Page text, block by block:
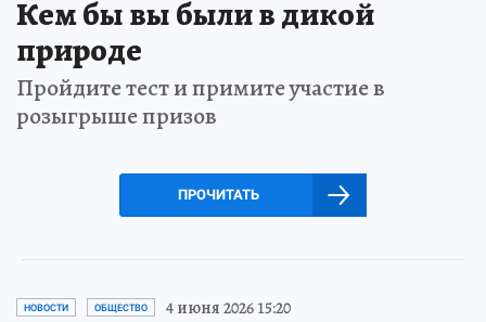
Кем бы вы были в дикой
природе
Пройдите тест и примите участие в
розыгрыше призов
ПРОЧИТАТЬ
НОВОСТИ ОБЩЕСТВО 4 июня 2026 15:20